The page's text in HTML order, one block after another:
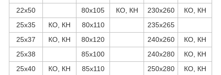
22х50
80х105 КО, КН 230х260
КО, КН
25х35
КО, КН 80х110
235х265
25х37
КО, КН 80х120 240х260
КО, КН
25х38
85х100 240х280
КО, КН
25х40
КО, КН 85х110 250х280
КО, КН